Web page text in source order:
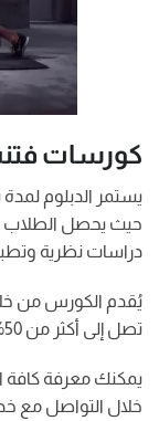
كورسات
حيث يحصل الطلاب
دراسات نظرية
يُقدم الكورس من
تصل إلى أكثر من 50%.
خلال التواصل مع خدمة